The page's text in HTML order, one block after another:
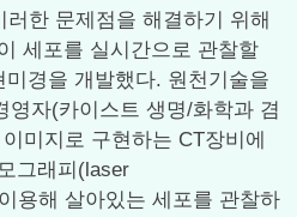
러한 문제점을 해결하기 위해
세포를 실시간으로 관찰할
경을 개발했다. 원천기술을
영자(카이스트 생명/화학과 겸
미지로 구현하는 CT장비에
그래피(laser
용해 살아있는 세포를 관찰하